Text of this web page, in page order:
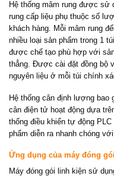
Hệ thống mâm rung được sử
rung cấp liệu phụ thuộc số
khách hàng. Mỗi mâm rung
nhiều loại sản phẩm trong 1
được chế tạo phù hợp với
thẳng. Được cài đặt đồng bộ
nguyên liệu ở mỗi túi chính
Hệ thống cân định lượng bao
cân điện tử hoạt động dựa
thống điều khiển tự động
phẩm diễn ra nhanh chóng
Ứng dụng của máy đóng
Máy đóng gói linh kiện sử